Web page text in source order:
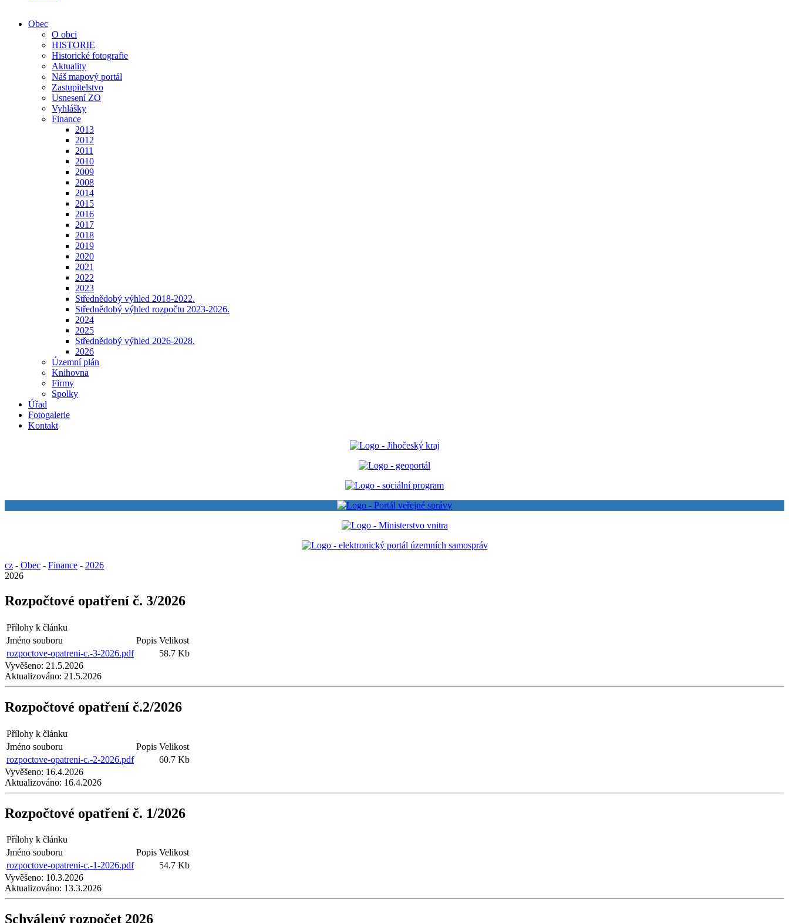
Obec
O obci
HISTORIE
Historické fotografie
Aktuality
Náš mapový portál
Zastupitelstvo
Usnesení ZO
Vyhlášky
Finance
2013
2012
2011
2010
2009
2008
2014
2015
2016
2017
2018
2019
2020
2021
2022
2023
Střednědobý výhled 2018-2022.
Střednědobý výhled rozpočtu 2023-2026.
2024
2025
Střednědobý výhled 2026-2028.
2026
Územní plán
Knihovna
Firmy
Spolky
Úřad
Fotogalerie
Kontakt
cz - Obec - Finance - 2026
2026
Rozpočtové opatření č. 3/2026
Přílohy k článku
Jméno souboru
Popis Velikost
rozpoctove-opatreni-c.-3-2026.pdf
58.7 Kb
Vyvěšeno: 21.5.2026
Aktualizováno: 21.5.2026
Rozpočtové opatření č.2/2026
Přílohy k článku
Jméno souboru
Popis Velikost
rozpoctove-opatreni-c.-2-2026.pdf
60.7 Kb
Vyvěšeno: 16.4.2026
Aktualizováno: 16.4.2026
Rozpočtové opatření č. 1/2026
Přílohy k článku
Jméno souboru
Popis Velikost
rozpoctove-opatreni-c.-1-2026.pdf
54.7 Kb
Vyvěšeno: 10.3.2026
Aktualizováno: 13.3.2026
Schválený rozpočet 2026